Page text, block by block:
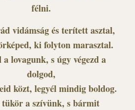
félni.
vidámság és terített asztal,
ki folyton marasztal.
a lovagunk, s úgy végezd a
dolgod,
közt, legyél mindig boldog.
a szívünk, s bármit